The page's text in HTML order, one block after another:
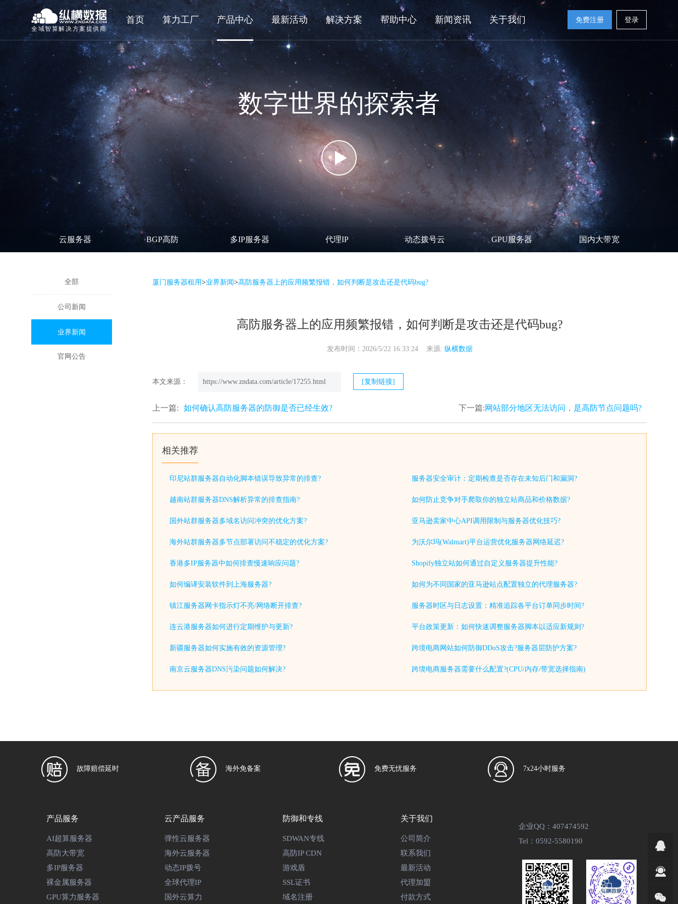
全域智算解决方案提供商
首页 算力工厂 产品中心 最新活动 解决方案 帮助中心 新闻资讯 关于我们 免费注册 登录
数字世界的探索者
云服务器 BGP高防 多IP服务器 代理IP 动态拨号云 GPU服务器 国内大带宽
全部
公司新闻
业界新闻
官网公告
厦门服务器租用>业界新闻>高防服务器上的应用频繁报错，如何判断是攻击还是代码bug?
高防服务器上的应用频繁报错，如何判断是攻击还是代码bug?
发布时间：2026/5/22 16:33:24 来源: 纵横数据
本文来源： https://www.zndata.com/article/17255.html [复制链接]
上一篇: 如何确认高防服务器的防御是否已经生效? 下一篇:网站部分地区无法访问，是高防节点问题吗?
相关推荐
印尼站群服务器自动化脚本错误导致异常的排查?
越南站群服务器DNS解析异常的排查指南?
国外站群服务器多域名访问冲突的优化方案?
海外站群服务器多节点部署访问不稳定的优化方案?
香港多IP服务器中如何排查慢速响应问题?
如何编译安装软件到上海服务器?
镇江服务器网卡指示灯不亮/网络断开排查?
连云港服务器如何进行定期维护与更新?
新疆服务器如何实施有效的资源管理?
南京云服务器DNS污染问题如何解决?
服务器安全审计：定期检查是否存在未知后门和漏洞?
如何防止竞争对手爬取你的独立站商品和价格数据?
亚马逊卖家中心API调用限制与服务器优化技巧?
为沃尔玛(Walmart)平台运营优化服务器网络延迟?
Shopify独立站如何通过自定义服务器提升性能?
如何为不同国家的亚马逊站点配置独立的代理服务器?
服务器时区与日志设置：精准追踪各平台订单同步时间?
平台政策更新：如何快速调整服务器脚本以适应新规则?
跨境电商网站如何防御DDoS攻击?服务器层防护方案?
跨境电商服务器需要什么配置?(CPU/内存/带宽选择指南)
故障赔偿延时 海外免备案 免费无忧服务 7x24小时服务
产品服务
AI超算服务器
高防大带宽
多IP服务器
裸金属服务器
GPU算力服务器
云产品服务
弹性云服务器
海外云服务器
动态IP拨号
全球代理IP
国外云算力
防御和专线
SDWAN专线
高防IP CDN
游戏盾
SSL证书
域名注册
关于我们
公司简介
联系我们
最新活动
代理加盟
付款方式
企业QQ：407474592
Tel：0592-5580190